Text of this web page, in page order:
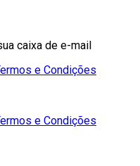
caixa de e-mail
e Condições
e Condições